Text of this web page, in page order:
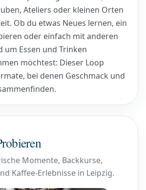
Ateliers oder kleinen Orten
Ob du etwas Neues lernen, ein
oder einfach mit anderen
um Essen und Trinken
möchtest: Dieser Loop
bei denen Geschmack und
Momente, Backkurse,
Kaffee-Erlebnisse in Leipzig.